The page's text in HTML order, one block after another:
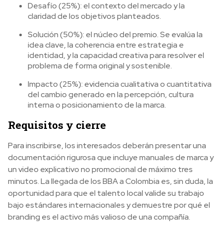
Desafío (25%): el contexto del mercado y la
claridad de los objetivos planteados.
Solución (50%): el núcleo del premio. Se evalúa la
idea clave, la coherencia entre estrategia e
identidad, y la capacidad creativa para resolver el
problema de forma original y sostenible.
Impacto (25%): evidencia cualitativa o cuantitativa
del cambio generado en la percepción, cultura
interna o posicionamiento de la marca.
Requisitos y cierre
Para inscribirse, los interesados deberán presentar una
documentación rigurosa que incluye manuales de marca y
un video explicativo no promocional de máximo tres
minutos. La llegada de los BBA a Colombia es, sin duda, la
oportunidad para que el talento local valide su trabajo
bajo estándares internacionales y demuestre por qué el
branding es el activo más valioso de una compañía.